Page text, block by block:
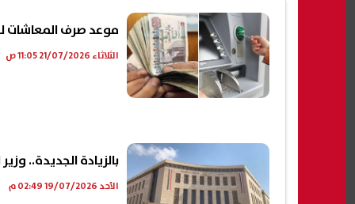
موعد صرف المعاشات
الثلاثاء 21/07/2026 11:05 ص
بالزيادة الجديدة..
الأحد 19/07/2026 02:49 م